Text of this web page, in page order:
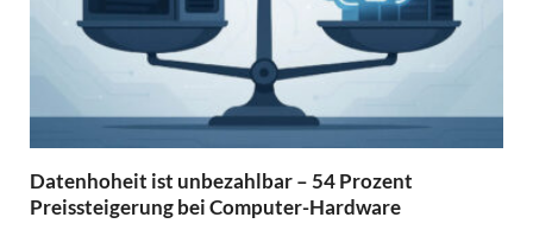
Datenhoheit ist unbezahlbar – 54 Prozent
Preissteigerung bei Computer-Hardware